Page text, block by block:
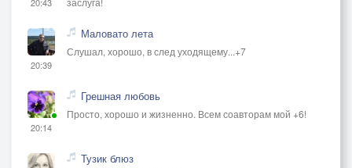
20:39
Маловато лета
Слушал, хорошо, в след уходящему...+7
20:14
Грешная любовь
Просто, хорошо и жизненно. Всем соавторам мой +6!
Тузик блюз